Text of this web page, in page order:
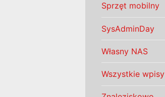
Sprzęt mobilny
SysAdminDay
Własny NAS
Wszystkie wpisy